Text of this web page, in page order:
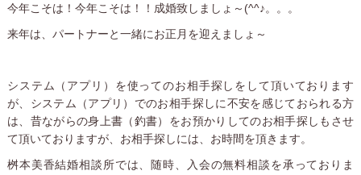
今年こそは！今年こそは！！成婚致しましょ～(^^♪。。。
来年は、パートナーと一緒にお正月を迎えましょ～
システム（アプリ）を使ってのお相手探しをして頂いております
が、システム（アプリ）でのお相手探しに不安を感じておられる方
は、昔ながらの身上書（釣書）をお預かりしてのお相手探しもさせ
て頂いておりますが、お相手探しには、お時間を頂きます。
桝本美香結婚相談所では、随時、入会の無料相談を承っておりま